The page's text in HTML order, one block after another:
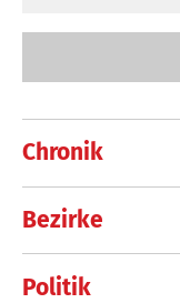
Chronik
Bezirke
Politik